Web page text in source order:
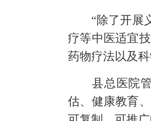
“除了开展义
疗等中医适宜
药物疗法以及
县总医院管
估、健康教育